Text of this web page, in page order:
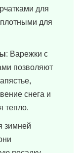
для
для
: Варежки с
позволяют
снега и
тепло.
зимней